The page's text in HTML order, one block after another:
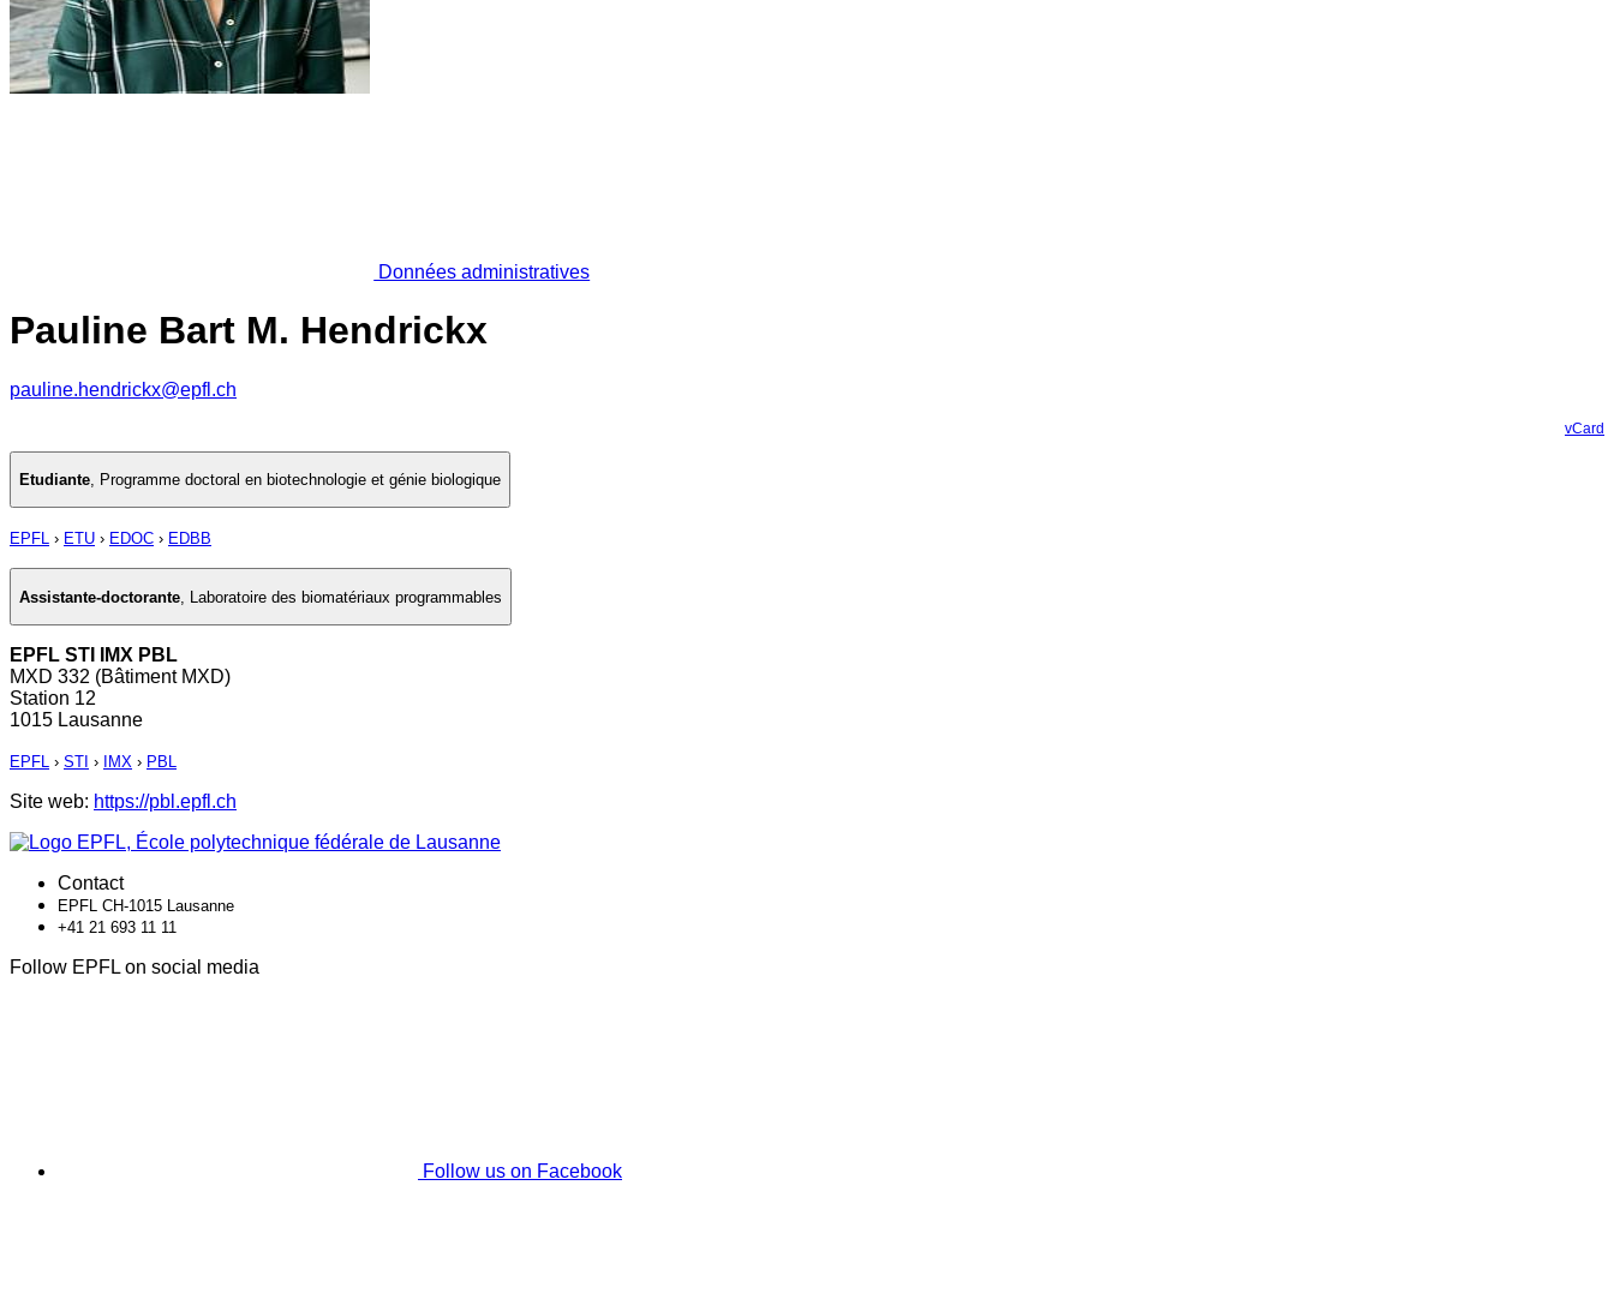
Données administratives
Pauline Bart M. Hendrickx
pauline.hendrickx@epfl.ch
vCard
Etudiante, Programme doctoral en biotechnologie et génie biologique
EPFL › ETU › EDOC › EDBB
Assistante-doctorante Laboratoire des biomatériaux programmables
EPFL STI IMX PBL
MXD 332 (Bâtiment MXD)
Station 12
1015 Lausanne
EPFL › STI › IMX › PBL
Site web: https://pbl.epfl.ch
Contact
EPFL CH-1015 Lausanne
+41 21 693 11 11
Follow EPFL on social media
Follow us on Facebook